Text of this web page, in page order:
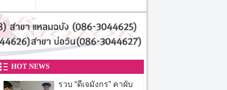
HOT NEWS
รวบ “ดีเจมังกร” คาผับ